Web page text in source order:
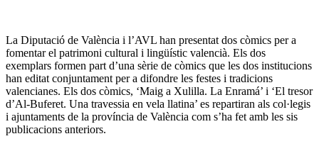
La Diputació de València i l’AVL han presentat dos còmics per a
fomentar el patrimoni cultural i lingüístic valencià. Els dos
exemplars formen part d’una sèrie de còmics que les dos institucions
han editat conjuntament per a difondre les festes i tradicions
valencianes. Els dos còmics, ‘Maig a Xulilla. La Enramá’ i ‘El tresor
d’Al-Buferet. Una travessia en vela llatina’ es repartiran als col·legis
i ajuntaments de la província de València com s’ha fet amb les sis
publicacions anteriors.